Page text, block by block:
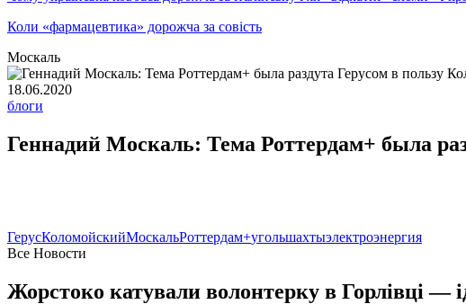
Коли «фармацевтика» дорожча за совість
Москаль
18.06.2020
блоги
Геннадий Москаль: Тема Роттердам+ была
ГерусКоломойскийМоскальРоттердам+угольшахтыэлектроэнергия
Все Новости
Жорстоко катували волонтерку в Горлівці —